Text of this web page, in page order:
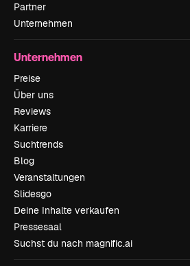
Partner
Unternehmen
Unternehmen
Preise
Über uns
Reviews
Karriere
Suchtrends
Blog
Veranstaltungen
Slidesgo
Deine Inhalte verkaufen
Pressesaal
Suchst du nach magnific.ai